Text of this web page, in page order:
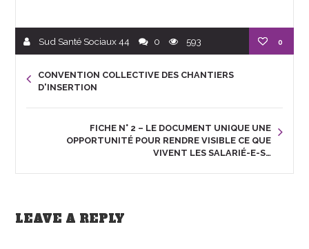
Sud Santé Sociaux 44 0 593 0
CONVENTION COLLECTIVE DES CHANTIERS
D'INSERTION
FICHE N° 2 – LE DOCUMENT UNIQUE UNE
OPPORTUNITÉ POUR RENDRE VISIBLE CE QUE
VIVENT LES SALARIÉ-E-S…
LEAVE A REPLY